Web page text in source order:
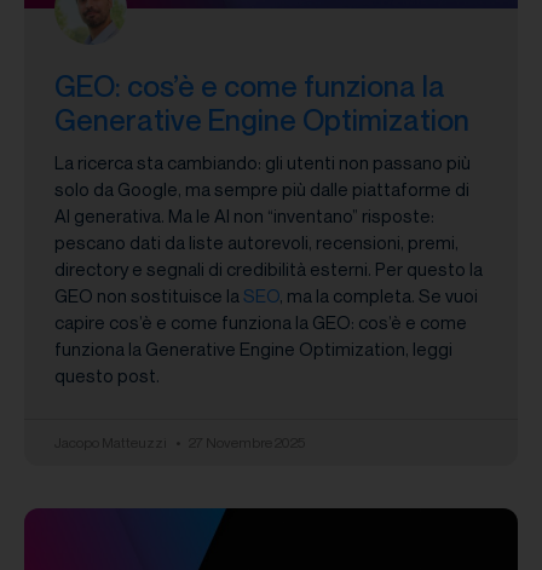
GEO: cos’è e come funziona la
Generative Engine Optimization
La ricerca sta cambiando: gli utenti non passano più
solo da Google, ma sempre più dalle piattaforme di
AI generativa. Ma le AI non “inventano” risposte:
pescano dati da liste autorevoli, recensioni, premi,
directory e segnali di credibilità esterni. Per questo la
GEO non sostituisce la SEO, ma la completa. Se vuoi
capire cos’è e come funziona la GEO: cos’è e come
funziona la Generative Engine Optimization, leggi
questo post.